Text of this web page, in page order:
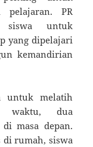
pelajaran. PR
siswa untuk
yang dipelajari
kemandirian
untuk melatih
waktu, dua
masa depan.
di rumah, siswa